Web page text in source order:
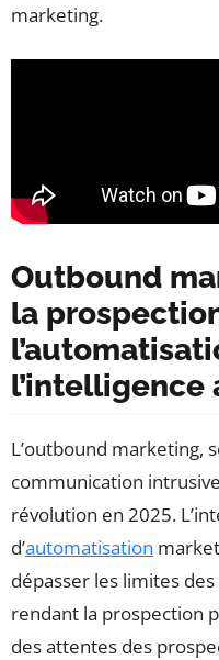
marketing.
Outbound
la
L’outbound marketing,
communication
révolution en 2025.
d’automatisation
dépasser les limites
rendant la prospection
des attentes des